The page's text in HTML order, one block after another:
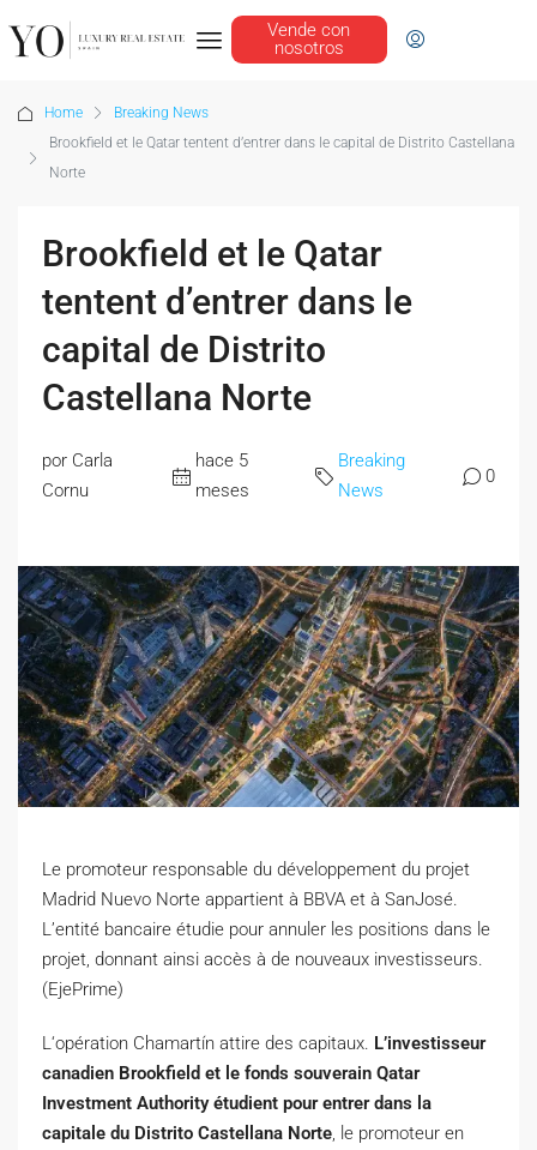
Vende con
nosotros
Home
Breaking News
Brookfield et le Qatar tentent d’entrer dans le capital de Distrito Castellana
Norte
Brookfield et le Qatar
tentent d’entrer dans le
capital de Distrito
Castellana Norte
por Carla
Cornu
hace 5
meses
Breaking
News
0
Le promoteur responsable du développement du projet
Madrid Nuevo Norte appartient à BBVA et à SanJosé.
L’entité bancaire étudie pour annuler les positions dans le
projet, donnant ainsi accès à de nouveaux investisseurs.
(EjePrime)
L ‘opération Chamartín attire des capitaux. L’investisseur
canadien Brookfield et le fonds souverain Qatar
Investment Authority étudient pour entrer dans la
capitale du Distrito Castellana Norte , le promoteur en